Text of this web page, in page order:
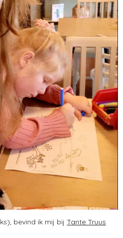
bevind ik mij bij Tante Truus